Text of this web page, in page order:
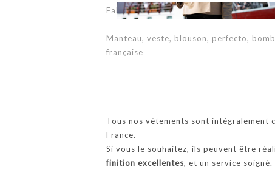
Fabriqué en France - Made in France
Manteau, veste, blouson, perfecto,
française
Tous nos vêtements sont intégralement
France.
Si vous le souhaitez, ils peuvent être
finition excellentes, et un service soigné.